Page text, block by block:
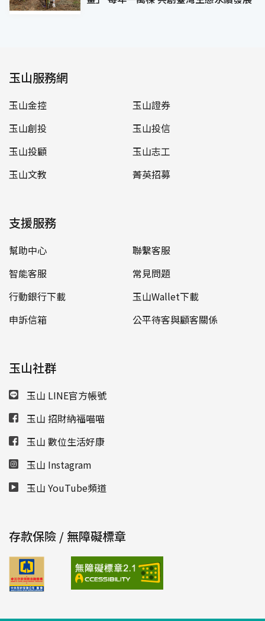
玉山服務網
玉山金控
玉山證券
玉山創投
玉山投信
玉山投顧
玉山志工
玉山文教
菁英招募
支援服務
幫助中心
聯繫客服
智能客服
常見問題
行動銀行下載
玉山Wallet下載
申訴信箱
公平待客與顧客關係
玉山社群
玉山 LINE官方帳號
玉山 招財納福喵喵
玉山 數位生活好康
玉山 Instagram
玉山 YouTube頻道
存款保險 / 無障礙標章